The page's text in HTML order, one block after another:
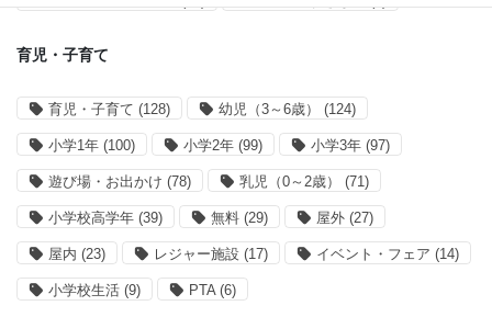
育児・子育て
育児・子育て (128) 幼児（3～6歳） (124)
小学1年 (100) 小学2年 (99) 小学3年 (97)
遊び場・お出かけ (78) 乳児（0～2歳） (71)
小学校高学年 (39) 無料 (29) 屋外 (27)
屋内 (23) レジャー施設 (17) イベント・フェア (14)
小学校生活 (9) PTA (6)